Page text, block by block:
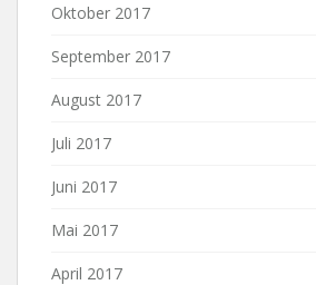
Oktober 2017
September 2017
August 2017
Juli 2017
Juni 2017
Mai 2017
April 2017